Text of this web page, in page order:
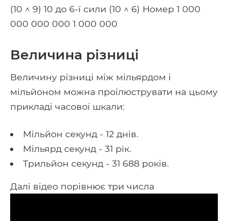
(10 ^ 9) 10 до 6-ї сили (10 ^ 6) Номер 1 000
000 000 000 1 000 000
Величина різниці
Величину різниці між мільярдом і
мільйоном можна проілюструвати на цьому
прикладі часової шкали:
Мільйон секунд - 12 днів.
Мільярд секунд - 31 рік.
Трильйон секунд - 31 688 років.
Далі відео порівнює три числа